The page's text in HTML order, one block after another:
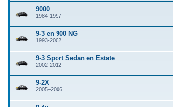
9000
1984-1997
9-3 en 900 NG
1993-2002
9-3 Sport Sedan en Estate
2002-2012
9-2X
2005–2006